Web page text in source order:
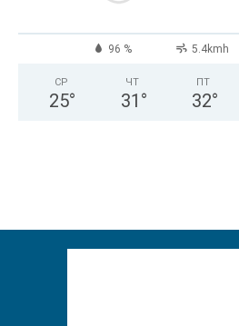
96 % 5.4kmh
СР
25°
ЧТ
31 °
ПТ
32°